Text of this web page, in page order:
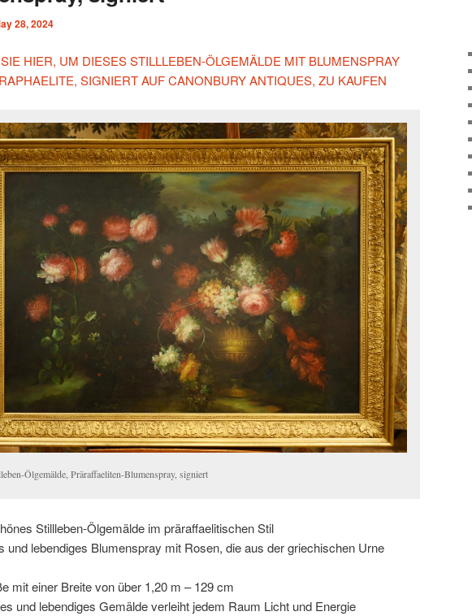
28, 2024
HIER, UM DIESES STILLLEBEN-ÖLGEMÄLDE MIT BLUMENSPRAY
SIGNIERT AUF CANONBURY ANTIQUES, ZU KAUFEN
Ölgemälde, Präraffaeliten-Blumenspray, signiert
Stillleben-Ölgemälde im präraffaelitischen Stil
und lebendiges Blumenspray mit Rosen, die aus der griechischen Urne
mit einer Breite von über 1,20 m – 129 cm
und lebendiges Gemälde verleiht jedem Raum Licht und Energie